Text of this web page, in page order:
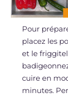
Pour
placez les
et le
cuire en
minutes.